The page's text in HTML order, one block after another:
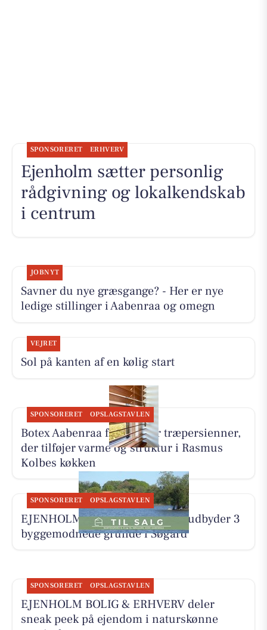
SPONSORERET ERHVERV
Ejenholm sætter personlig
rådgivning og lokalkendskab
i centrum
JOBNYT
Savner du nye græsgange? - Her er nye
ledige stillinger i Aabenraa og omegn
VEJRET
Sol på kanten af en kølig start
SPONSORERET OPSLAGSTAVLEN
Botex Aabenraa fremhæver træpersienner,
der tilføjer varme og struktur i Rasmus
Kolbes køkken
SPONSORERET OPSLAGSTAVLEN
EJENHOLM BOLIG & ERHVERV udbyder 3
byggemodnede grunde i Søgård
SPONSORERET OPSLAGSTAVLEN
EJENHOLM BOLIG & ERHVERV deler
sneak peek på ejendom i naturskønne